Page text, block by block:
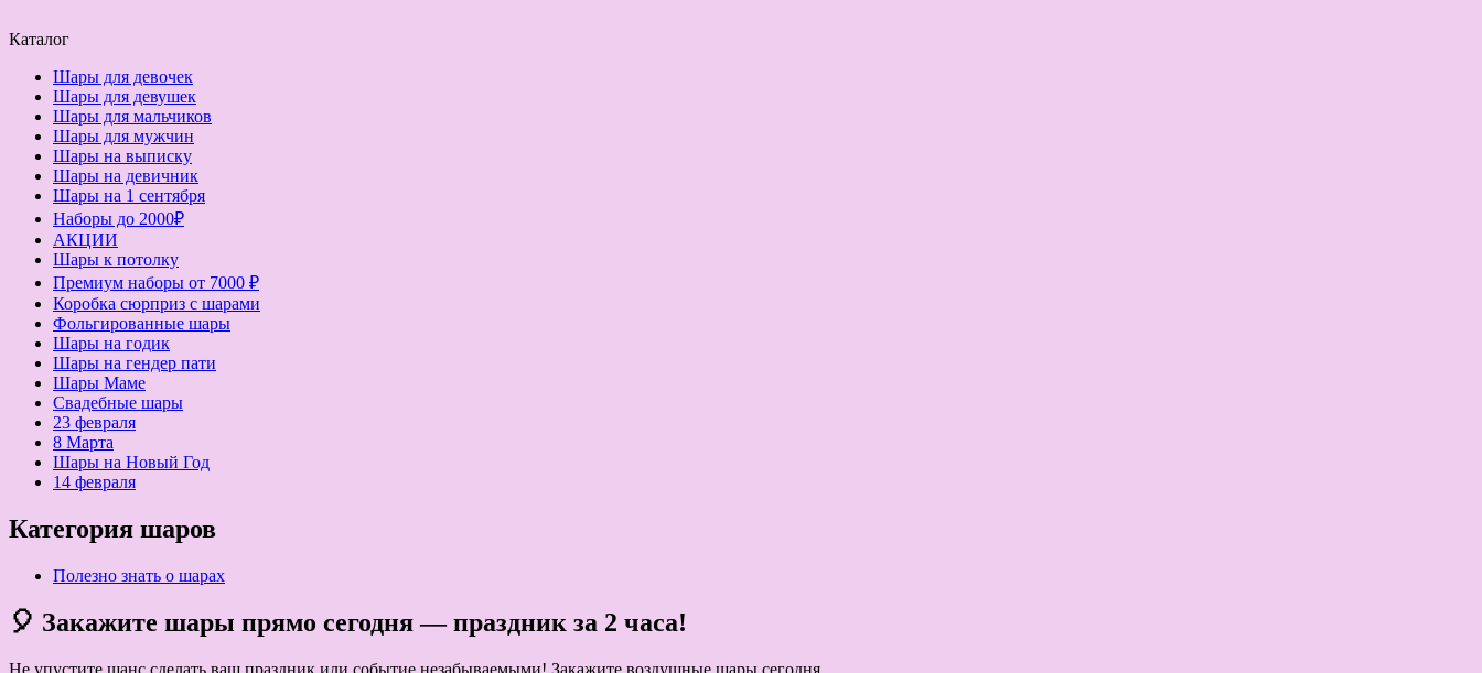
Каталог
Шары для девочек
Шары для девушек
Шары для мальчиков
Шары для мужчин
Шары на выписку
Шары на девичник
Шары на 1 сентября
Наборы до 2000₽
АКЦИИ
Шары к потолку
Премиум наборы от 7000 ₽
Коробка сюрприз с шарами
Фольгированные шары
Шары на годик
Шары на гендер пати
Шары Маме
Свадебные шары
23 февраля
8 Марта
Шары на Новый Год
14 февраля
Категория шаров
Полезно знать о шарах
🎈 Закажите шары прямо сегодня — праздник за 2 часа!
Не упустите шанс сделать ваш праздник или событие незабываемыми! Закажите воздушные шары сегодня